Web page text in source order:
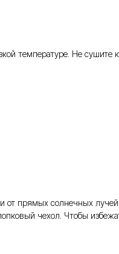
температуре. Не сушите
от прямых солнечных
чехол. Чтобы